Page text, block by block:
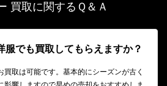
買取に関するＱ＆Ａ
服でも買取してもらえますか？
買取は可能です。基本的にシーズンが古く